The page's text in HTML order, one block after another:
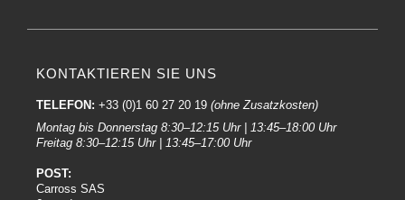
KONTAKTIEREN SIE UNS
TELEFON: +33 (0)1 60 27 20 19 (ohne Zusatzkosten)
Montag bis Donnerstag 8:30–12:15 Uhr | 13:45–18:00 Uhr
Freitag 8:30–12:15 Uhr | 13:45–17:00 Uhr
POST:
Carross SAS